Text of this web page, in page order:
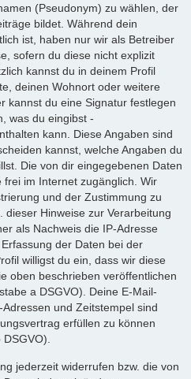
(Pseudonym) zu wählen, der
bildet. Während dein
ist, haben nur wir als Betreiber
sofern du diese nicht explizit
kannst du in deinem Profil
deinen Wohnort oder weitere
kannst du eine Signatur festlegen
was du eingibst -
kann. Diese Angaben sind
kannst, welche Angaben du
Die von dir eingegebenen Daten
im Internet zugänglich. Wir
und der Zustimmung zu
Hinweise zur Verarbeitung
als Nachweis die IP-Adresse
der Daten bei der
willigst du ein, dass wir diese
oben beschrieben veröffentlichen
a DSGVO). Deine E-Mail-
und Zeitstempel sind
erfüllen zu können
DSGVO).
jederzeit widerrufen bzw. die von